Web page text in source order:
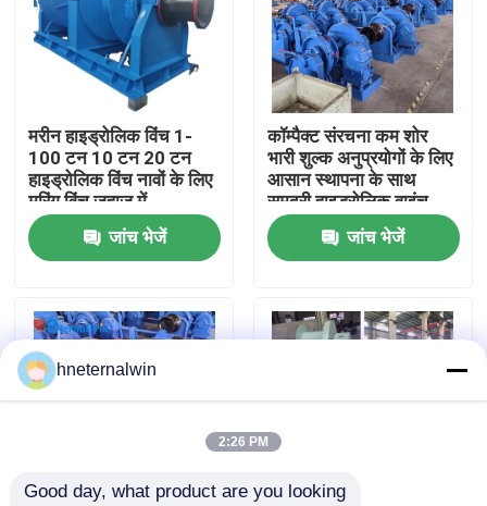
हमारे बारे में
कारखाना भ्रमण
गुणवत्ता नियंत्रण
संपर्क करें
लिफ्ट क्रेन मशीन
स्पाइडर क्रॉलर क्रेन
मरीन हाइड्रोलिक विंच 1-
100 टन 10 टन 20 टन
हाइड्रोलिक विंच नावों के लिए
मूरिंग विंच जहाज में
जांच भेजें
कॉम्पैक्ट संरचना कम शोर
भारी शुल्क अनुप्रयोगों के लिए
आसान स्थापना के साथ
समुद्री हाइड्रोलिक वाइंच
जांच भेजें
hneternalwin
2:26 PM
Good day, what product are you looking